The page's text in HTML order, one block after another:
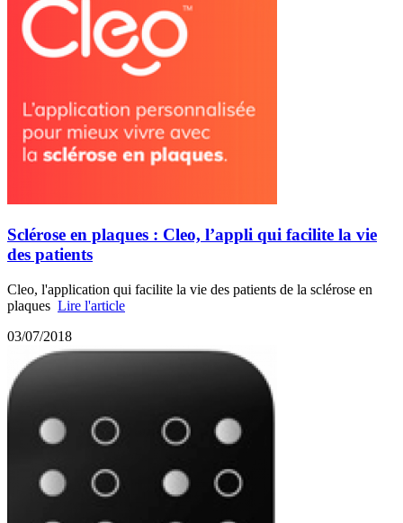
Sclérose en plaques : Cleo, l’appli qui facilite la vie
des patients
Cleo, l'application qui facilite la vie des patients de la sclérose en
plaques Lire l'article
03/07/2018